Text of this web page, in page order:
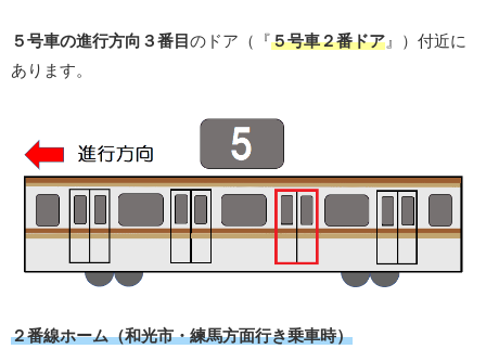
５号車の進行方向３番目 のドア（『５号車２番ドア 』）付近に
あります。
２番線ホーム（和光市・練馬方面行き乗車時）